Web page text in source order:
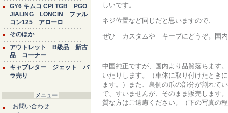
GY6 キムコ CPI TGB PGO
JIALING LONCIN ファル
コン125 アローロ
そのほか
アウトレット B級品 新古
品 コーナー
キャブレター ジェット バ
ラ売り
メニュー
お問い合わせ
しいです。
ネジ位置など同じだと思いますので、
ぜひ カスタムや キープにどうぞ。国内
中国純正ですが、国内より品質落ちます
いたりします。（車体に取り付けたとき
ます。）また、裏側の爪の部分が割れて
で、すいませんが、そのまま販売します
質な方はご遠慮ください。（下の写真の